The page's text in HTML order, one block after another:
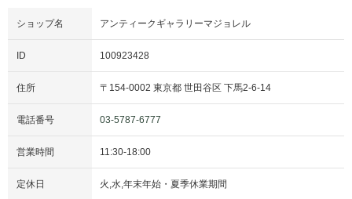
ショップ名 アンティークギャラリーマジョレル
ID 100923428
住所 〒 154-0002 東京都 世田谷区 下馬2-6-14
電話番号 03-5787-6777
営業時間 11:30-18:00
定休日 火 水 年末年始・夏季休業期間